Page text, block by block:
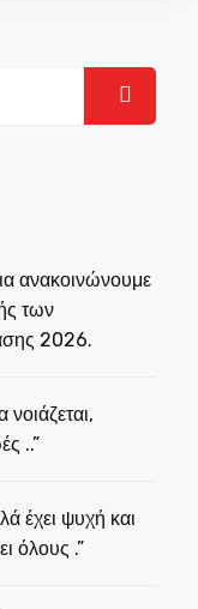
ανακοινώνουμε
των
2026.
νοιάζεται,
..”
έχει ψυχή και
όλους .”